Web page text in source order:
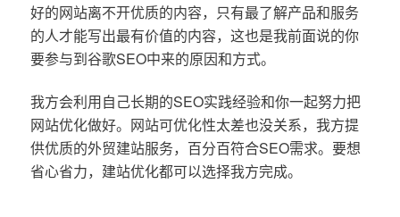
好的网站离不开优质的内容，只有最了解产品和服务
的人才能写出最有价值的内容，这也是我前面说的你
要参与到谷歌SEO中来的原因和方式。
我方会利用自己长期的SEO实践经验和你一起努力把
网站优化做好。网站可优化性太差也没关系，我方提
供优质的外贸建站服务，百分百符合SEO需求。要想
省心省力，建站优化都可以选择我方完成。